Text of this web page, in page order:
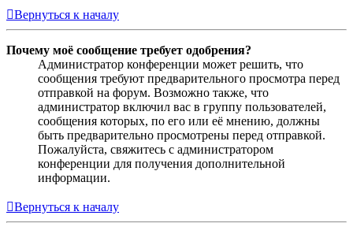
Вернуться к началу
Почему моё сообщение требует одобрения?
Администратор конференции может решить, что
сообщения требуют предварительного просмотра перед
отправкой на форум. Возможно также, что
администратор включил вас в группу пользователей,
сообщения которых, по его или её мнению, должны
быть предварительно просмотрены перед отправкой.
Пожалуйста, свяжитесь с администратором
конференции для получения дополнительной
информации.
Вернуться к началу